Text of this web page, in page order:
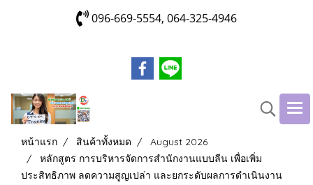
096-669-5554, 064-325-4946
หน้าแรก สินค้าทั้งหมด
August 2026
หลักสูตร การบริหารจัดการสำนักงานแบบลีน เพื่อเพิ่ม
ประสิทธิภาพ ลดความสูญเปล่า และยกระดับผลการดำเนินงาน